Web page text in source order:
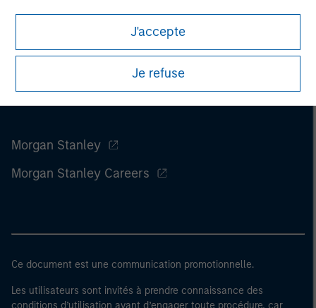
J'accepte
Je refuse
Morgan Stanley
Morgan Stanley Careers
Ce document est une communication promotionnelle.
Les utilisateurs sont invités à prendre connaissance des
conditions d’utilisation avant d’engager toute procédure, car